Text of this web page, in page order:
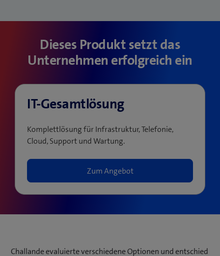
Dieses Produkt setzt das
Unternehmen erfolgreich ein
IT-Gesamtlösung
Komplettlösung für Infrastruktur, Telefonie,
Cloud, Support und Wartung.
Zum Angebot
Challande evaluierte verschiedene Optionen und entschied